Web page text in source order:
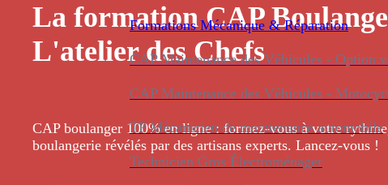
Formations Mécanique & Réparation
CAP Maintenance des Véhicules - Option
CAP Maintenance des Véhicules -
TP Mécanicien de maintenance automobile
Technicien Gros Électroménager
La formation CAP
L'atelier des Chefs
CAP boulanger 100% en ligne : formez-vous à votre
boulangerie révélés par des artisans experts. Lancez-vous !